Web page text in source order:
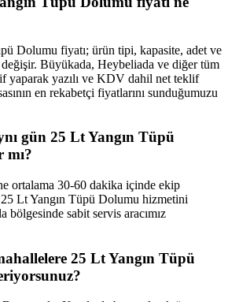
Dolumu fiyatı; ürün tipi, kapasite, adet ve
Büyükada, Heybeliada ve diğer tüm
yaparak yazılı ve KDV dahil net teklif
en rekabetçi fiyatlarını sunduğumuzu
gün 25 Lt Yangın Tüpü
mı?
ortalama 30-60 dakika içinde ekip
Lt Yangın Tüpü Dolumu hizmetini
bölgesinde sabit servis aracımız
25 Lt Yangın Tüpü